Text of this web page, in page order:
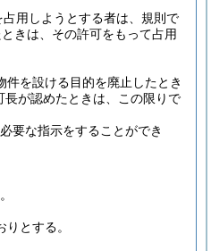
用しようとする者は、規則で
きは、その許可をもって占用
を設ける目的を廃止したとき
が認めたときは、この限りで
要な指示をすることができ
とする。